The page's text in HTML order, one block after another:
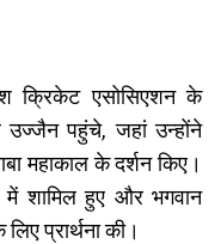
क्रिकेट एसोसिएशन के
उज्जैन पहुंचे, जहां उन्होंने
महाकाल के दर्शन किए।
में शामिल हुए और भगवान
प्रार्थना की।